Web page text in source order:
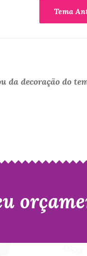
Tema
da decoração do